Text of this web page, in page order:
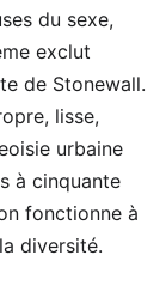
du sexe,
exclut
de Stonewall.
lisse,
urbaine
à cinquante
fonctionne à
diversité.